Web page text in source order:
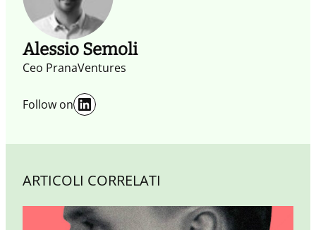
Alessio Semoli
Ceo PranaVentures
Follow on LinkedIn
ARTICOLI CORRELATI